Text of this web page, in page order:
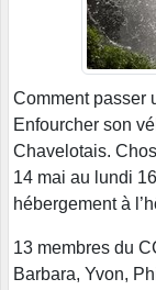
Comment passer
Enfourcher son
Chavelotais.
14 mai au lundi
hébergement à
13 membres du
Barbara, Yvon,